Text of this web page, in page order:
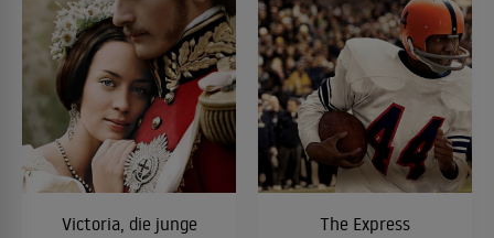
Victoria, die junge
The Express